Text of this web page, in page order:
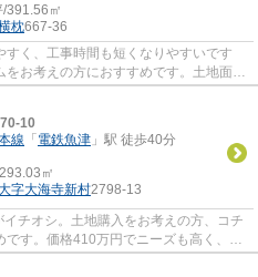
391.56㎡
枕667-36
く、工事時間も短くなりやすいです
お考えの方におすすめです。土地面積
地購入を...
10
線 「 電鉄魚津 」駅 徒歩40分
㎡
字大海寺新村2798-13
イチオシ。土地購入をお考えの方、コチ
です。価格410万円でニーズも高く、イ
地面積293.0...